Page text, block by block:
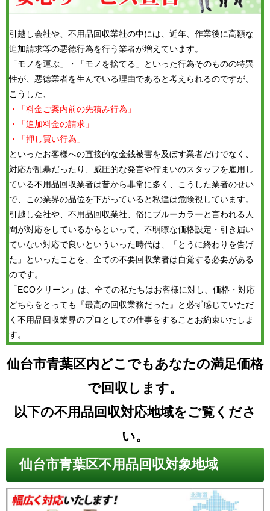
引越し会社や、不用品回収業社の中には、近年、作業後に高額な
追加請求等の悪徳行為を行う業者が増えています。
「モノを運ぶ」・「モノを捨てる」といった行為そのものの特異
性が、悪徳業者を生んでいる理由であると考えられるのですが、
こうした、
・「料金ご案内前の先積み行為」
・「追加料金の請求」
・「押し買い行為」
といったお客様への直接的な金銭被害を及ぼす業者だけでなく、
対応が乱暴だったり、威圧的な発言や佇まいのスタッフを雇用し
ている不用品回収業者は昔から非常に多く、こうした業者のせい
で、この業界の品位を下がっていると私達は危険視しています。
引越し会社や、不用品回収業社、俗にブルーカラーと言われる人
間が対応をしているからといって、不明瞭な価格設定・引き届い
ていない対応で良いといういった時代は、「とうに終わりを告げ
た」といったことを、全ての不要回収業者は自覚する必要がある
のです。
「ECOクリーン」は、全ての私たちはお客様に対し、価格・対応
どちらをとっても『最高の回収業務だった』と必ず感じていただ
く不用品回収業界のプロとしての仕事をすることお約束いたしま
す。
仙台市青葉区内どこでもあなたの満足価格
で回収します。
以下の不用品回収対応地域をご覧くださ
い。
仙台市青葉区不用品回収対象地域